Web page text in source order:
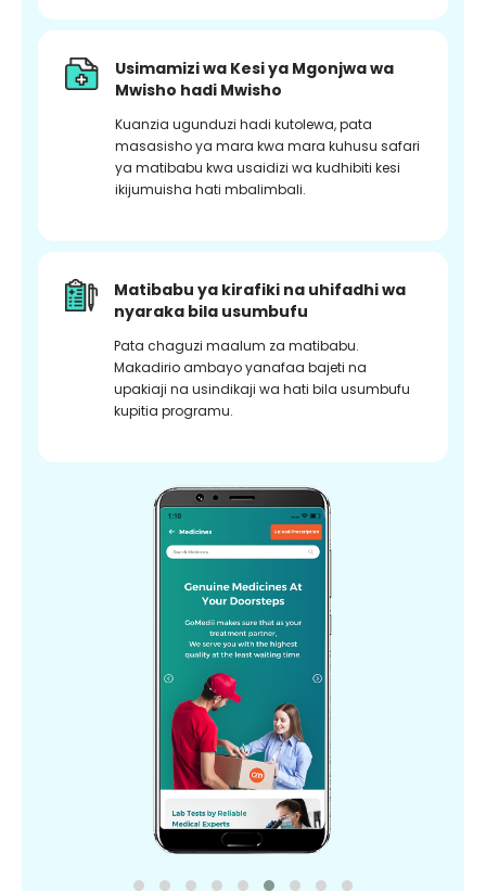
Usimamizi wa Kesi ya Mgonjwa wa
Mwisho hadi Mwisho
Kuanzia ugunduzi hadi kutolewa, pata
masasisho ya mara kwa mara kuhusu safari
ya matibabu kwa usaidizi wa kudhibiti kesi
ikijumuisha hati mbalimbali.
Matibabu ya kirafiki na uhifadhi wa
nyaraka bila usumbufu
Pata chaguzi maalum za matibabu.
Makadirio ambayo yanafaa bajeti na
upakiaji na usindikaji wa hati bila usumbufu
kupitia programu.